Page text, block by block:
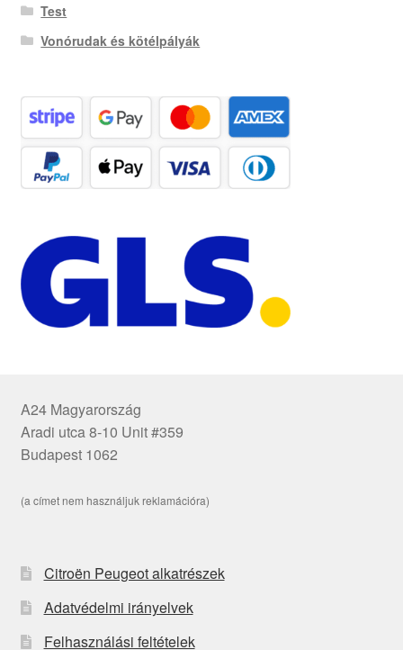
Test
Vonórudak és kötélpályák
A24 Magyarország
Aradi utca 8-10 Unit #359
Budapest 1062
(a címet nem használjuk reklamációra)
Citroën Peugeot alkatrészek
Adatvédelmi irányelvek
Felhasználási feltételek